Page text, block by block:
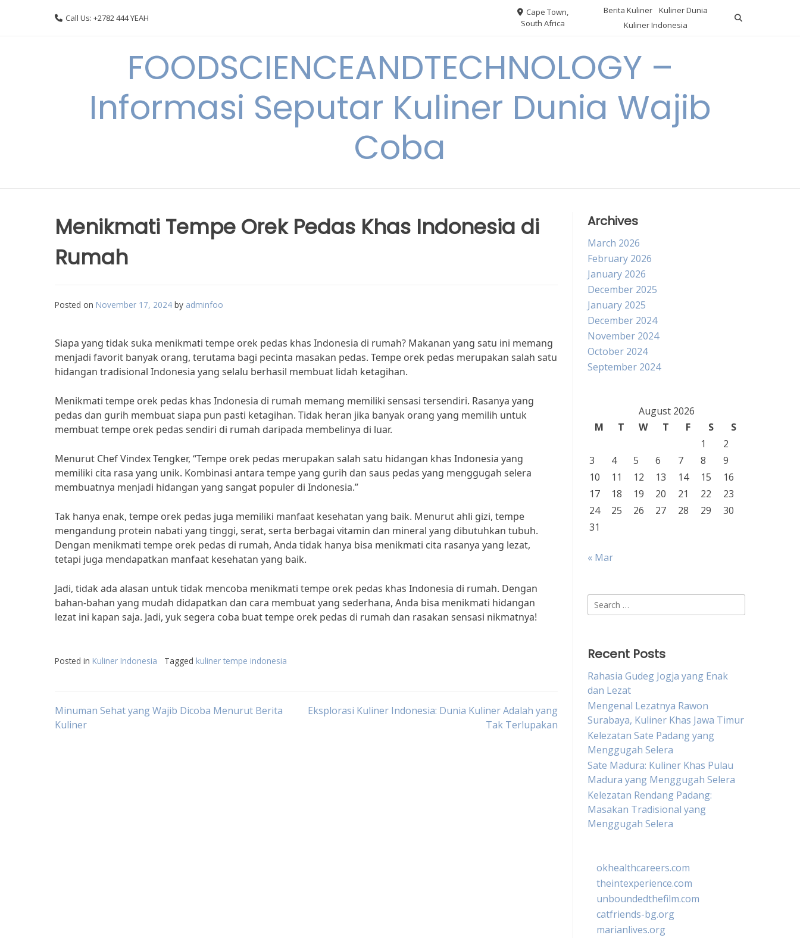
Call Us: +2782 444 YEAH
Cape Town,
South Africa
Berita Kuliner
Kuliner Dunia
Kuliner Indonesia
FOODSCIENCEANDTECHNOLOGY –
Informasi Seputar Kuliner Dunia Wajib
Coba
Menikmati Tempe Orek Pedas Khas Indonesia di
Rumah
Posted on November 17, 2024 by adminfoo
Siapa yang tidak suka menikmati tempe orek pedas khas Indonesia di rumah? Makanan yang satu ini memang
menjadi favorit banyak orang, terutama bagi pecinta masakan pedas. Tempe orek pedas merupakan salah satu
hidangan tradisional Indonesia yang selalu berhasil membuat lidah ketagihan.
Menikmati tempe orek pedas khas Indonesia di rumah memang memiliki sensasi tersendiri. Rasanya yang
pedas dan gurih membuat siapa pun pasti ketagihan. Tidak heran jika banyak orang yang memilih untuk
membuat tempe orek pedas sendiri di rumah daripada membelinya di luar.
Menurut Chef Vindex Tengker, “Tempe orek pedas merupakan salah satu hidangan khas Indonesia yang
memiliki cita rasa yang unik. Kombinasi antara tempe yang gurih dan saus pedas yang menggugah selera
membuatnya menjadi hidangan yang sangat populer di Indonesia.”
Tak hanya enak, tempe orek pedas juga memiliki manfaat kesehatan yang baik. Menurut ahli gizi, tempe
mengandung protein nabati yang tinggi, serat, serta berbagai vitamin dan mineral yang dibutuhkan tubuh.
Dengan menikmati tempe orek pedas di rumah, Anda tidak hanya bisa menikmati cita rasanya yang lezat,
tetapi juga mendapatkan manfaat kesehatan yang baik.
Jadi, tidak ada alasan untuk tidak mencoba menikmati tempe orek pedas khas Indonesia di rumah. Dengan
bahan-bahan yang mudah didapatkan dan cara membuat yang sederhana, Anda bisa menikmati hidangan
lezat ini kapan saja. Jadi, yuk segera coba buat tempe orek pedas di rumah dan rasakan sensasi nikmatnya!
Posted in Kuliner Indonesia Tagged kuliner tempe indonesia
Post
Minuman Sehat yang Wajib Dicoba Menurut Berita
Kuliner
Eksplorasi Kuliner Indonesia: Dunia Kuliner Adalah yang
Tak Terlupakan
Archives
March 2026
February 2026
January 2026
December 2025
January 2025
December 2024
November 2024
October 2024
September 2024
August 2026
M
T W T F S
S
1
2
3
4 5 6 7 8
9
10
11 12 13 14 15
16
17
18 19 20 21 22
23
24
25 26 27 28 29
30
31
« Mar
Search
for:
Recent Posts
Rahasia Gudeg Jogja yang Enak
dan Lezat
Mengenal Lezatnya Rawon
Surabaya, Kuliner Khas Jawa Timur
Kelezatan Sate Padang yang
Menggugah Selera
Sate Madura: Kuliner Khas Pulau
Madura yang Menggugah Selera
Kelezatan Rendang Padang:
Masakan Tradisional yang
Menggugah Selera
okhealthcareers.com
theintexperience.com
unboundedthefilm.com
catfriends-bg.org
marianlives.org